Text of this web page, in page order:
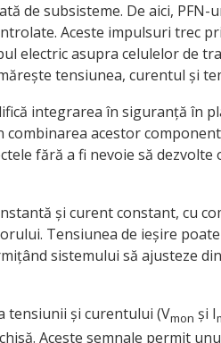
de subsisteme. De aici, PFN-
Aceste impulsuri trec
electric asupra celulelor de
tensiunea, curentul și
integrarea în siguranță în
combinarea acestor
fără a fi nevoie să dezvolte
și curent constant, cu
Tensiunea de ieșire
sistemului să ajusteze
tensiunii și curentului (Vmon și I
Aceste semnale permit